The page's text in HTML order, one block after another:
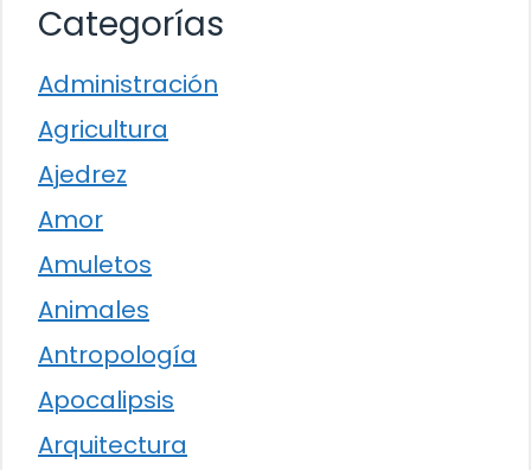
Categorías
Administración
Agricultura
Ajedrez
Amor
Amuletos
Animales
Antropología
Apocalipsis
Arquitectura